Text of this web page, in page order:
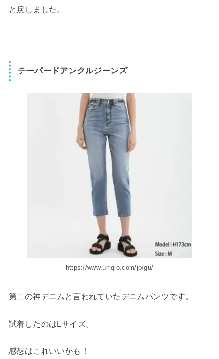
と戻しました。
テーパードアンクルジーンズ
https://www.uniqlo.com/jp/gu/
第二の神デニムと言われていたデニムパンツです。
試着したのはLサイズ。
感想はこれいいかも！